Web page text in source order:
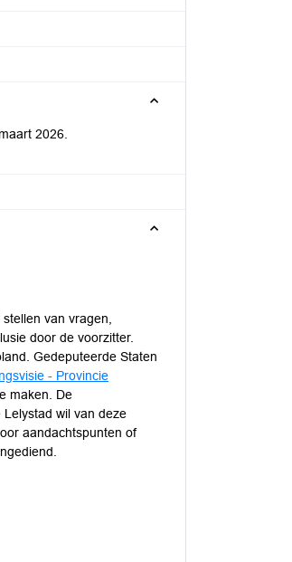
2026.
van vragen,
door de voorzitter.
Gedeputeerde Staten
- Provincie
maken. De
wil van deze
aandachtspunten of